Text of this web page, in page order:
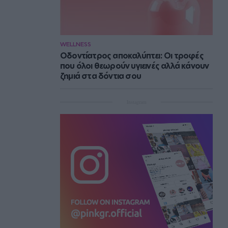
WELLNESS
Οδοντίατρος αποκαλύπτει: Οι τροφές
που όλοι θεωρούν υγιεινές αλλά κάνουν
ζημιά στα δόντια σου